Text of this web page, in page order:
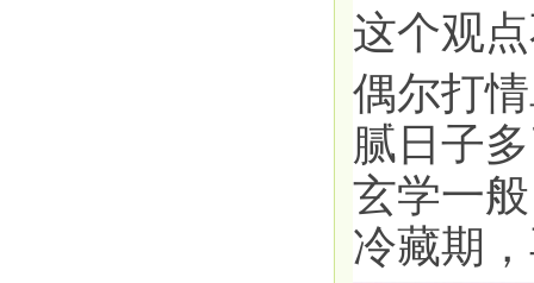
这个观
偶尔打
腻日子
玄学一
冷藏期